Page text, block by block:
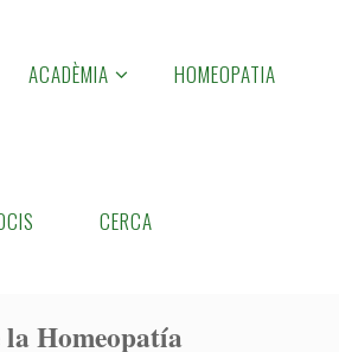
ACADÈMIA HOMEOPATIA
CERCA
la Homeopatía